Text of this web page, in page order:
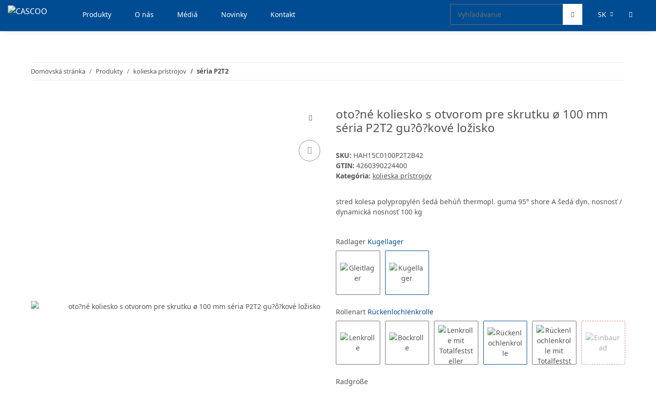
SK
Produkty O nás Médiá Novinky Kontakt
Domovská stránka Produkty kolieska prístrojov séria P2T2
oto?né koliesko s otvorom pre skrutku ø 100 mm
séria P2T2 gu?ô?kové ložisko
SKU: HAH15C0100P2T2B42
GTIN: 4260390224400
Kategória: kolieska prístrojov
stred kolesa polypropylén šedá behúň thermopl. guma 95° shore A šedá dyn. nosnosť /
dynamická nosnosť 100 kg
Radlager Kugellager
Rollenart Rückenlochlenkrolle
Radgröße